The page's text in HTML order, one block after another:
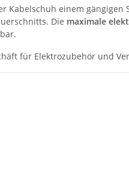
Kabelschuh einem gängigen
Die maximale
für Elektrozubehör und